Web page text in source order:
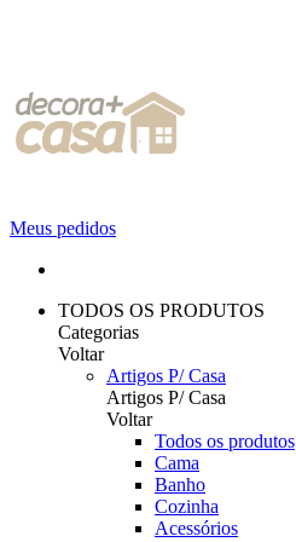
Meus pedidos
TODOS OS PRODUTOS
Categorias
Voltar
Artigos P/ Casa
Artigos P/ Casa
Voltar
Todos os produtos
Cama
Banho
Cozinha
Acessórios